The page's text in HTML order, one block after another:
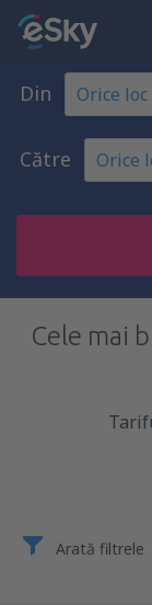
Din
Către
Cele mai
Arată filtrele